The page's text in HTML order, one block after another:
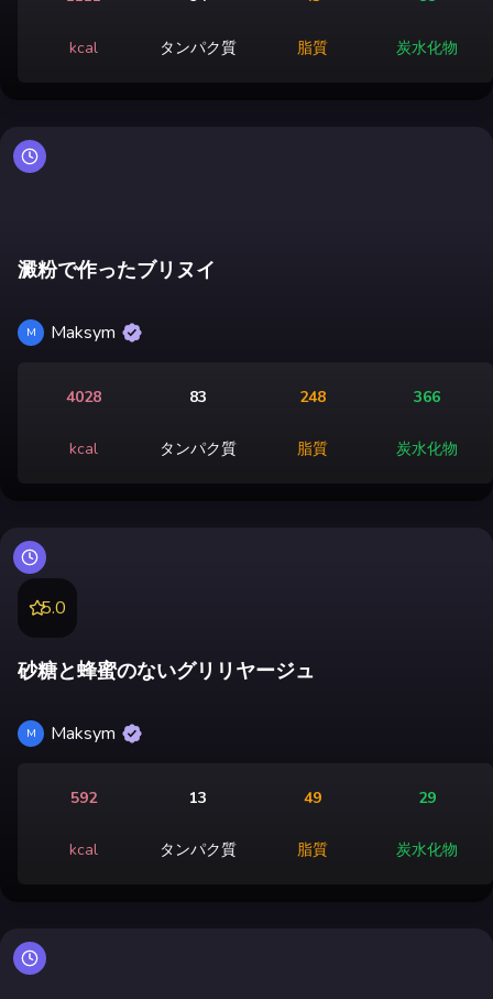
kcal タンパク質 脂質 炭水化物
澱粉で作ったブリヌイ
M Maksym
4028
kcal
83
タンパク質
248
脂質
366
炭水化物
5.0
砂糖と蜂蜜のないグリリヤージュ
M Maksym
592
kcal
13
タンパク質
49
脂質
29
炭水化物